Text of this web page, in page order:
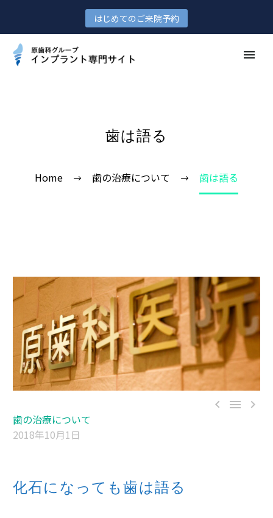
はじめてのご来院予約
歯は語る
Home 歯の治療について 歯は語る
  
歯の治療について
2018年10月1日
化石になっても歯は語る